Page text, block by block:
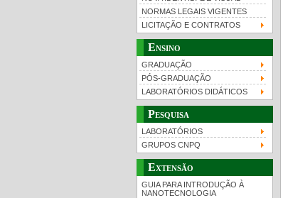
NORMAS LEGAIS VIGENTES
LICITAÇÃO E CONTRATOS
Ensino
GRADUAÇÃO
PÓS-GRADUAÇÃO
LABORATÓRIOS DIDÁTICOS
Pesquisa
LABORATÓRIOS
GRUPOS CNPQ
Extensão
GUIA PARA INTRODUÇÃO À
NANOTECNOLOGIA